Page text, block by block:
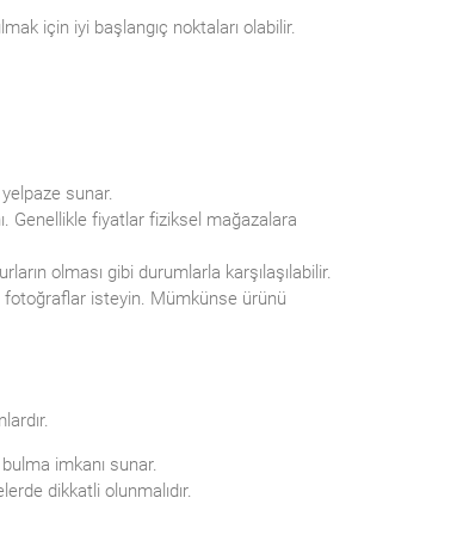
için iyi başlangıç noktaları olabilir.
sunar.
Genellikle fiyatlar fiziksel mağazalara
olması gibi durumlarla karşılaşılabilir.
fotoğraflar isteyin. Mümkünse ürünü
imkanı sunar.
dikkatli olunmalıdır.